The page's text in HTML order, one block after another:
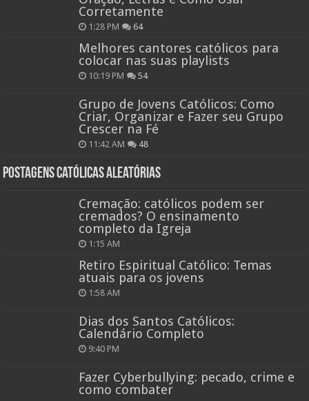
Corretamente
1:28 PM 64
Melhores cantores católicos para
colocar nas suas playlists
10:19 PM 54
Grupo de Jovens Católicos: Como
Criar, Organizar e Fazer seu Grupo
Crescer na Fé
11:42 AM 48
Postagens católicas aleatórias
Cremação: católicos podem ser
cremados? O ensinamento
completo da Igreja
1:15 AM
Retiro Espiritual Católico: Temas
atuais para os jovens
1:58 AM
Dias dos Santos Católicos:
Calendário Completo
9:40 PM
Fazer Cyberbullying: pecado, crime e
como combater